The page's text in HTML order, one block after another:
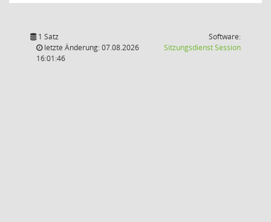
1 Satz
letzte Änderung: 07.08.2026
16:01:46
Software:
SitzungsdienstSession(Wird in